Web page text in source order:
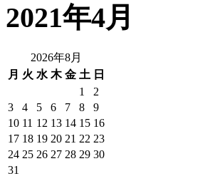
2021年4月
2026年8月
月 火 水 木 金 土 日
1
2
3
4 5 6 7 8
9
10 11 12 13 14 15 16
17 18 19 20 21 22 23
24 25 26 27 28 29 30
31